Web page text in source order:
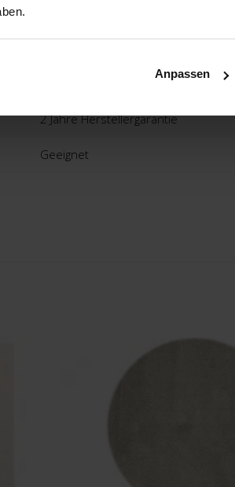
Anpassen
2 Jahre Herstellergarantie
Geeignet